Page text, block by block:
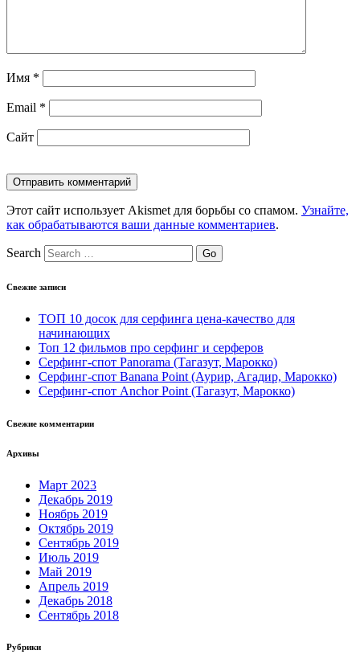
Имя *
Email *
Сайт
Этот сайт использует Akismet для борьбы со спамом. Узнайте,
как обрабатываются ваши данные комментариев.
Search
Свежие записи
ТОП 10 досок для серфинга цена-качество для
начинающих
Топ 12 фильмов про серфинг и серферов
Серфинг-спот Panorama (Тагазут, Марокко)
Серфинг-спот Banana Point (Аурир, Агадир, Марокко)
Серфинг-спот Anchor Point (Тагазут, Марокко)
Свежие комментарии
Архивы
Март 2023
Декабрь 2019
Ноябрь 2019
Октябрь 2019
Сентябрь 2019
Июль 2019
Май 2019
Апрель 2019
Декабрь 2018
Сентябрь 2018
Рубрики